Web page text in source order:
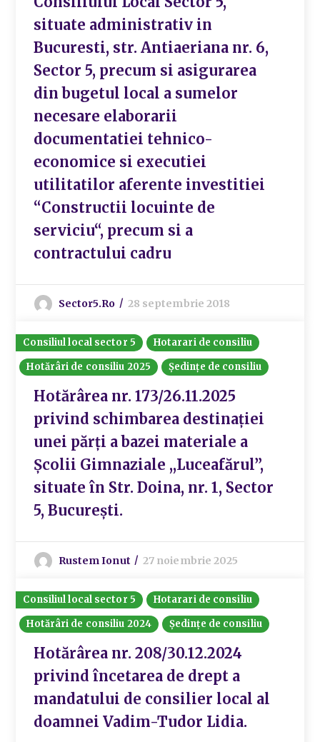
situate administrativ in
Bucuresti, str. Antiaeriana nr. 6,
Sector 5, precum si asigurarea
din bugetul local a sumelor
necesare elaborarii
documentatiei tehnico-
economice si executiei
utilitatilor aferente investitiei
“Constructii locuinte de
serviciu“, precum si a
contractului cadru
Sector5.ro 28 septembrie 2018
Consiliul local sector 5
Hotarari de consiliu
Hotărâri de consiliu 2025
Ședințe de consiliu
Hotărârea nr. 173/26.11.2025
privind schimbarea destinației
unei părți a bazei materiale a
Școlii Gimnaziale ,,Luceafărul”,
situate în Str. Doina, nr. 1, Sector
5, București.
Rustem Ionut 27 noiembrie 2025
Consiliul local sector 5
Hotarari de consiliu
Hotărâri de consiliu 2024
Ședințe de consiliu
Hotărârea nr. 208/30.12.2024
privind încetarea de drept a
mandatului de consilier local al
doamnei Vadim-Tudor Lidia.